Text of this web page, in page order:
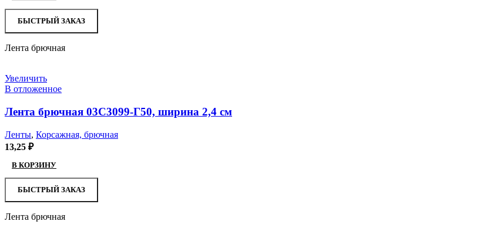
БЫСТРЫЙ ЗАКАЗ
Лента брючная
Увеличить
В отложенное
Лента брючная 03С3099-Г50, ширина 2,4 см
Ленты, Корсажная, брючная
13,25 ₽
В КОРЗИНУ
БЫСТРЫЙ ЗАКАЗ
Лента брючная